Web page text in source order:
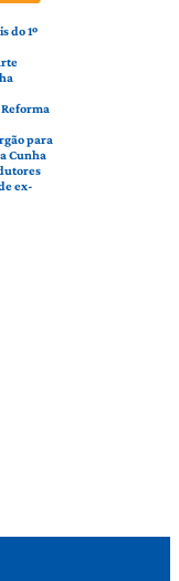
do 1º
para
Cunha
ex-